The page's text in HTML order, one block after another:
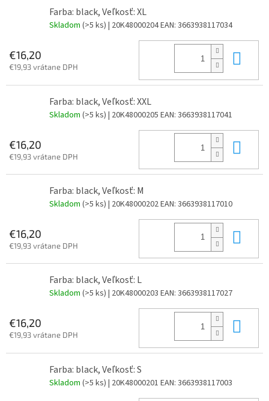
Farba: black, Veľkosť: XL
Skladom (>5 ks) | 20K48000204EAN: 3663938117034
€16,20
€19,93 vrátane DPH
Farba: black, Veľkosť: XXL
Skladom (>5 ks) | 20K48000205 EAN: 3663938117041
€16,20
€19,93 vrátane DPH
Farba: black, Veľkosť: M
Skladom (>5 ks) | 20K48000202EAN: 3663938117010
€16,20
€19,93 vrátane DPH
Farba: black, Veľkosť: L
Skladom (>5 ks) | 20K48000203 EAN: 3663938117027
€16,20
€19,93 vrátane DPH
Farba: black, Veľkosť: S
Skladom (>5 ks) | 20K48000201 EAN: 3663938117003